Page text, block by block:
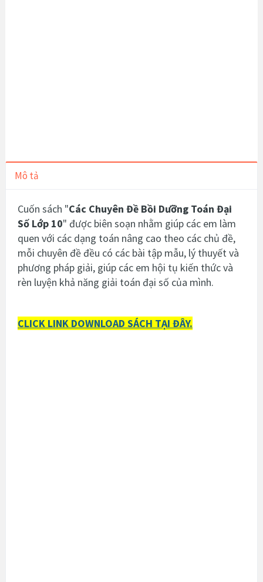
Mô tả
Cuốn sách "Các Chuyên Đề Bồi Dưỡng Toán Đại
Số Lớp 10" được biên soạn nhằm giúp các em làm
quen với các dạng toán nâng cao theo các chủ đề,
mỗi chuyên đề đều có các bài tập mẫu, lý thuyết và
phương pháp giải, giúp các em hội tụ kiến thức và
rèn luyện khả năng giải toán đại số của mình.
CLICK LINK DOWNLOAD SÁCH TẠI ĐÂY.